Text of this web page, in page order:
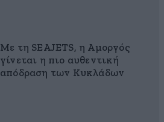
Με τη SEAJETS, η Αμοργός
γίνεται η πιο αυθεντική
απόδραση των Κυκλάδων